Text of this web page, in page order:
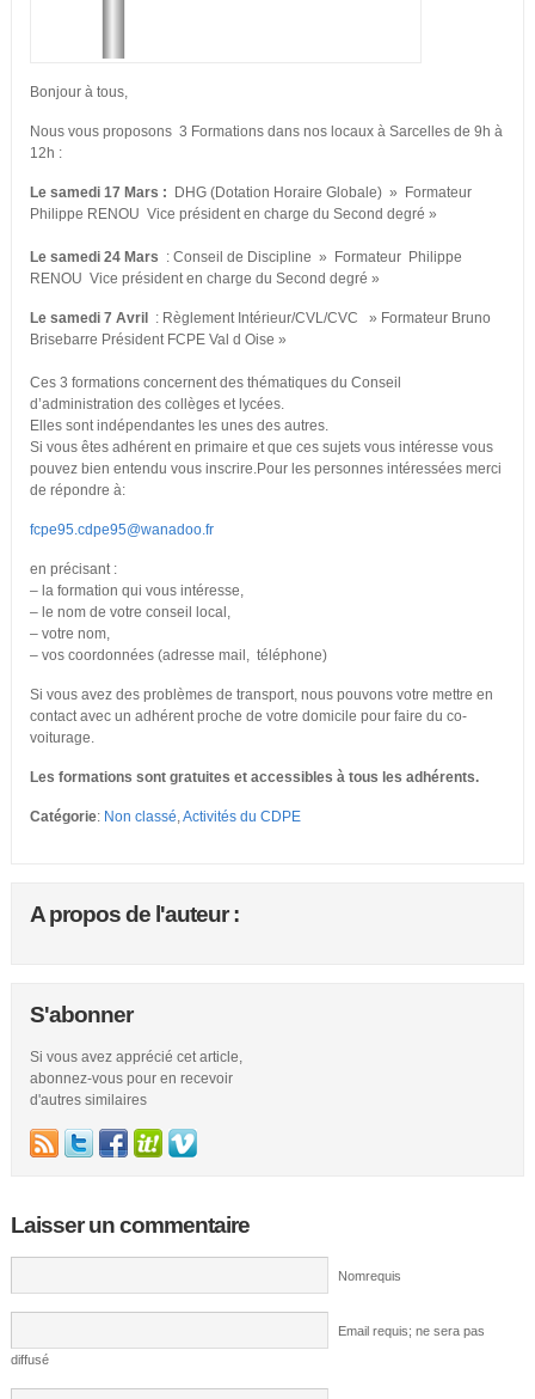
Bonjour à tous,
Nous vous proposons 3 Formations dans nos locaux à Sarcelles de 9h à
12h :
Le samedi 17 Mars :
DHG (Dotation Horaire Globale) » Formateur
Philippe RENOU Vice président en charge du Second degré »
Le samedi 24 Mars : Conseil de Discipline » Formateur Philippe
RENOU Vice président en charge du Second degré »
Le samedi 7 Avril
: Règlement Intérieur/CVL/CVC » Formateur Bruno
Brisebarre Président FCPE Val d Oise »
Ces 3 formations concernent des thématiques du Conseil
d’administration des collèges et lycées.
Elles sont indépendantes les unes des autres.
Si vous êtes adhérent en primaire et que ces sujets vous intéresse vous
pouvez bien entendu vous inscrire.Pour les personnes intéressées merci
de répondre à:
fcpe95.cdpe95@wanadoo.fr
en précisant :
– la formation qui vous intéresse,
– le nom de votre conseil local,
– votre nom,
– vos coordonnées (adresse mail, téléphone)
Si vous avez des problèmes de transport, nous pouvons votre mettre en
contact avec un adhérent proche de votre domicile pour faire du co-
voiturage.
Les formations sont gratuites et accessibles à tous les adhérents.
Catégorie: Non classé,Activités du CDPE
A propos de l'auteur :
S'abonner
Si vous avez apprécié cet article,
abonnez-vous pour en recevoir
d'autres similaires
Laisser un commentaire
Nomrequis
Email requis; ne sera pas
diffusé